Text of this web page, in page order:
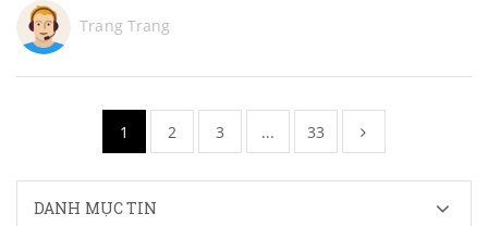
Trang Trang
1 2 3 ... 33
DANH MỤC TIN